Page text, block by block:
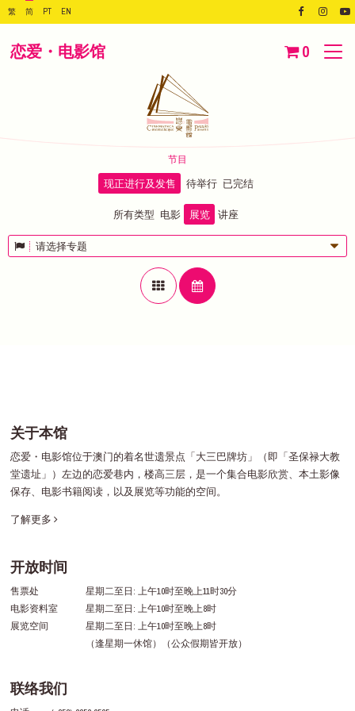
繁 简 PT EN
恋爱・电影馆 0
节目
现正进行及发售 待举行 已完结
所有类型 电影 展览 讲座
请选择专题
关于本馆
恋爱・电影馆位于澳门的着名世遗景点「大三巴牌坊」（即「圣保禄大教
堂遗址」）左边的恋爱巷内，楼高三层，是一个集合电影欣赏、本土影像
保存、电影书籍阅读，以及展览等功能的空间。
了解更多
开放时间
售票处
星期二至日: 上午10时至晚上11时30分
电影资料室
星期二至日: 上午10时至晚上8时
展览空间
星期二至日: 上午10时至晚上8时
（逢星期一休馆）（公众假期皆开放）
联络我们